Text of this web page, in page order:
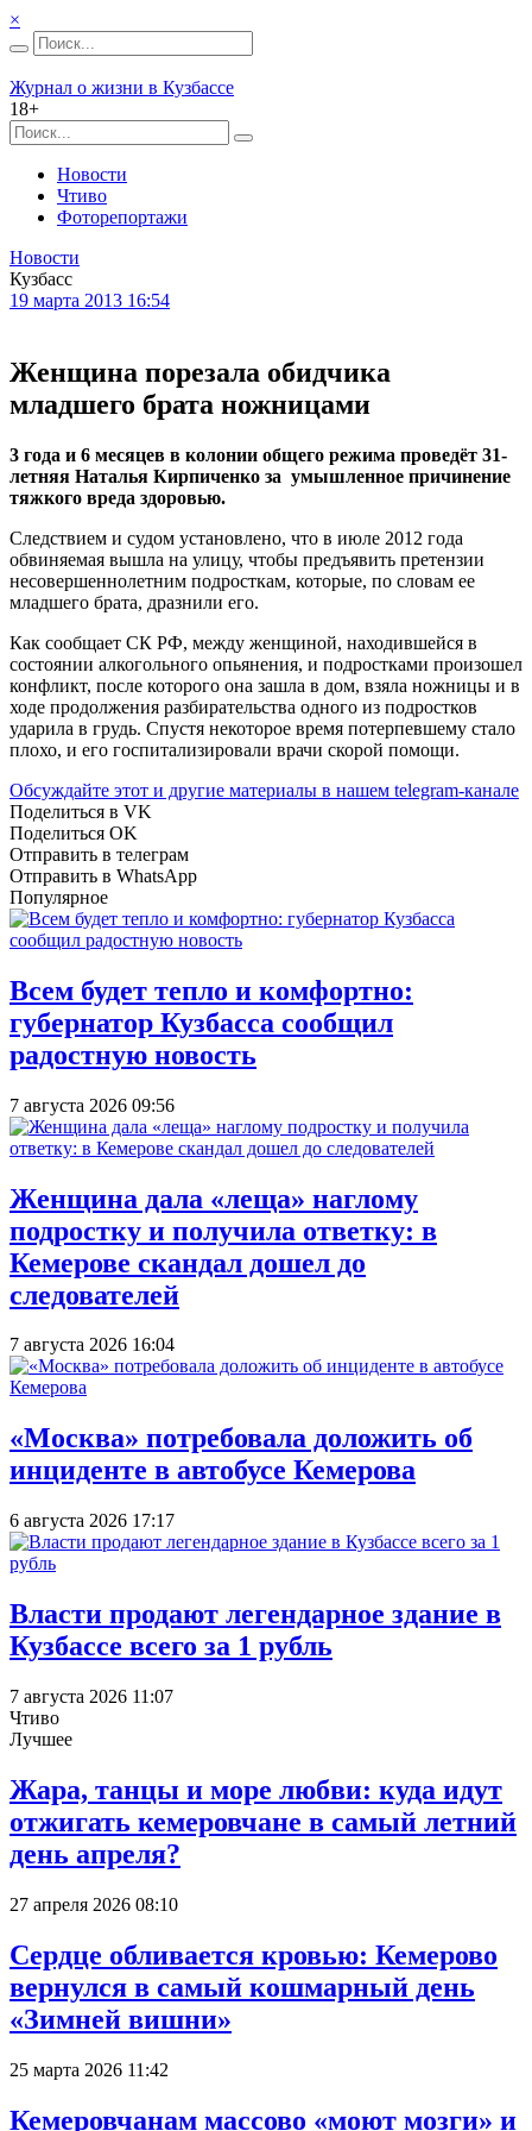
×
Журнал о жизни в Кузбассе
18+
Новости
Чтиво
Фоторепортажи
Новости
Кузбасс
19 марта 2013 16:54
Женщина порезала обидчика
младшего брата ножницами
3 года и 6 месяцев в колонии общего режима проведёт 31-
летняя Наталья Кирпиченко за умышленное причинение
тяжкого вреда здоровью.
Следствием и судом установлено, что в июле 2012 года
обвиняемая вышла на улицу, чтобы предъявить претензии
несовершеннолетним подросткам, которые, по словам ее
младшего брата, дразнили его.
Как сообщает СК РФ, между женщиной, находившейся в
состоянии алкогольного опьянения, и подростками произошел
конфликт, после которого она зашла в дом, взяла ножницы и в
ходе продолжения разбирательства одного из подростков
ударила в грудь. Спустя некоторое время потерпевшему стало
плохо, и его госпитализировали врачи скорой помощи.
Обсуждайте этот и другие материалы в нашем telegram-канале
Поделиться в VK
Поделиться OK
Отправить в телеграм
Отправить в WhatsApp
Популярное
Всем будет тепло и комфортно:
губернатор Кузбасса сообщил
радостную новость
7 августа 2026 09:56
Женщина дала «леща» наглому
подростку и получила ответку: в
Кемерове скандал дошел до
следователей
7 августа 2026 16:04
«Москва» потребовала доложить об
инциденте в автобусе Кемерова
6 августа 2026 17:17
Власти продают легендарное здание в
Кузбассе всего за 1 рубль
7 августа 2026 11:07
Чтиво
Лучшее
Жара, танцы и море любви: куда идут
отжигать кемеровчане в самый летний
день апреля?
27 апреля 2026 08:10
Сердце обливается кровью: Кемерово
вернулся в самый кошмарный день
«Зимней вишни»
25 марта 2026 11:42
Кемеровчанам массово «моют мозги» и